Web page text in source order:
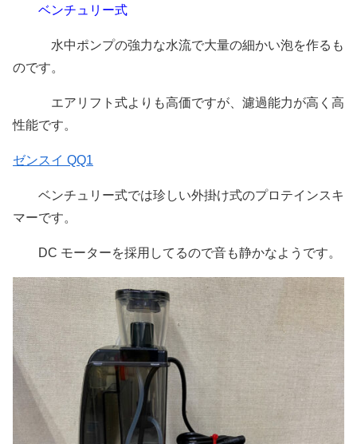
ベンチュリー式
水中ポンプの強力な水流で大量の細かい泡を作るも
のです。
エアリフト式よりも高価ですが、濾過能力が高く高
性能です。
ゼンスイ QQ1
ベンチュリー式では珍しい外掛け式のプロテインスキ
マーです。
DC モーターを採用してるので音も静かなようです。